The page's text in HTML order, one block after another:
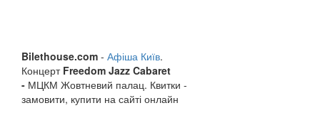
Bilethouse.com - Афіша Київ.
Концерт Freedom Jazz Cabaret
- МЦКМ Жовтневий палац. Квитки -
замовити, купити на сайті онлайн